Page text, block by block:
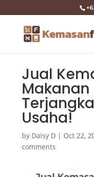
Jual
Makanan
Usaha!
by Daisy D| Oct 22,
comments